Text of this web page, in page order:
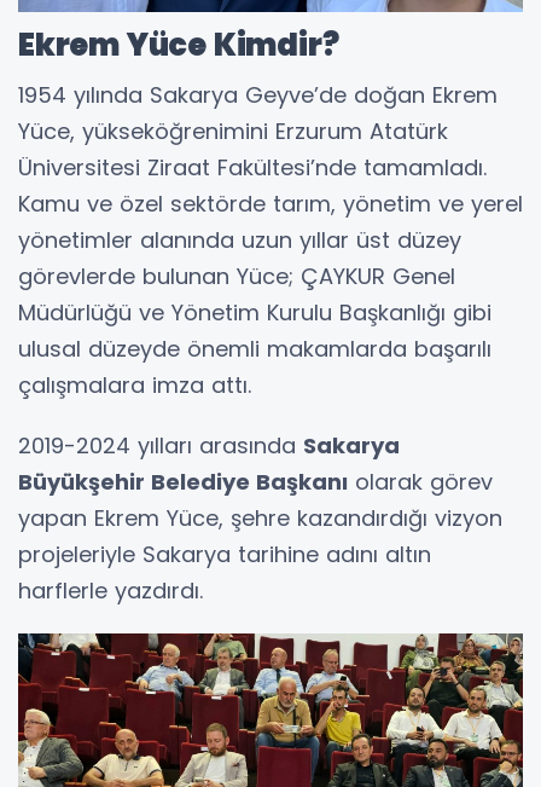
Ekrem Yüce Kimdir?
1954 yılında Sakarya Geyve’de doğan Ekrem
Yüce, yükseköğrenimini Erzurum Atatürk
Üniversitesi Ziraat Fakültesi’nde tamamladı.
Kamu ve özel sektörde tarım, yönetim ve yerel
yönetimler alanında uzun yıllar üst düzey
görevlerde bulunan Yüce; ÇAYKUR Genel
Müdürlüğü ve Yönetim Kurulu Başkanlığı gibi
ulusal düzeyde önemli makamlarda başarılı
çalışmalara imza attı.
2019-2024 yılları arasında Sakarya
Büyükşehir Belediye Başkanı olarak görev
yapan Ekrem Yüce, şehre kazandırdığı vizyon
projeleriyle Sakarya tarihine adını altın
harflerle yazdırdı.